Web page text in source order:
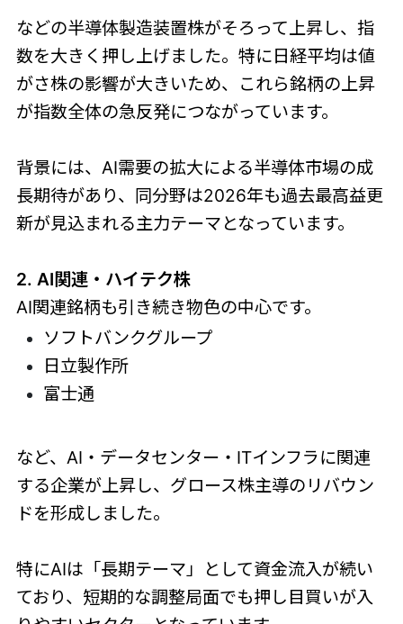
などの半導体製造装置株がそろって上昇し、指
数を大きく押し上げました。特に日経平均は値
がさ株の影響が大きいため、これら銘柄の上昇
が指数全体の急反発につながっています。
背景には、AI需要の拡大による半導体市場の成
長期待があり、同分野は2026年も過去最高益更
新が見込まれる主力テーマとなっています。
2. AI関連・ハイテク株
AI関連銘柄も引き続き物色の中心です。
ソフトバンクグループ
日立製作所
富士通
など、AI・データセンター・ITインフラに関連
する企業が上昇し、グロース株主導のリバウン
ドを形成しました。
特にAIは「長期テーマ」として資金流入が続い
ており、短期的な調整局面でも押し目買いが入